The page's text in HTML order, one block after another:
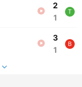
2
1
T
3
1
B